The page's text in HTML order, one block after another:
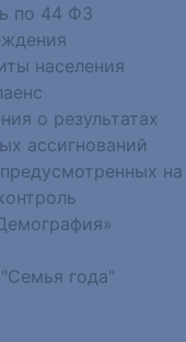
по 44 ФЗ
населения
о результатах
ассигнований
на
года"